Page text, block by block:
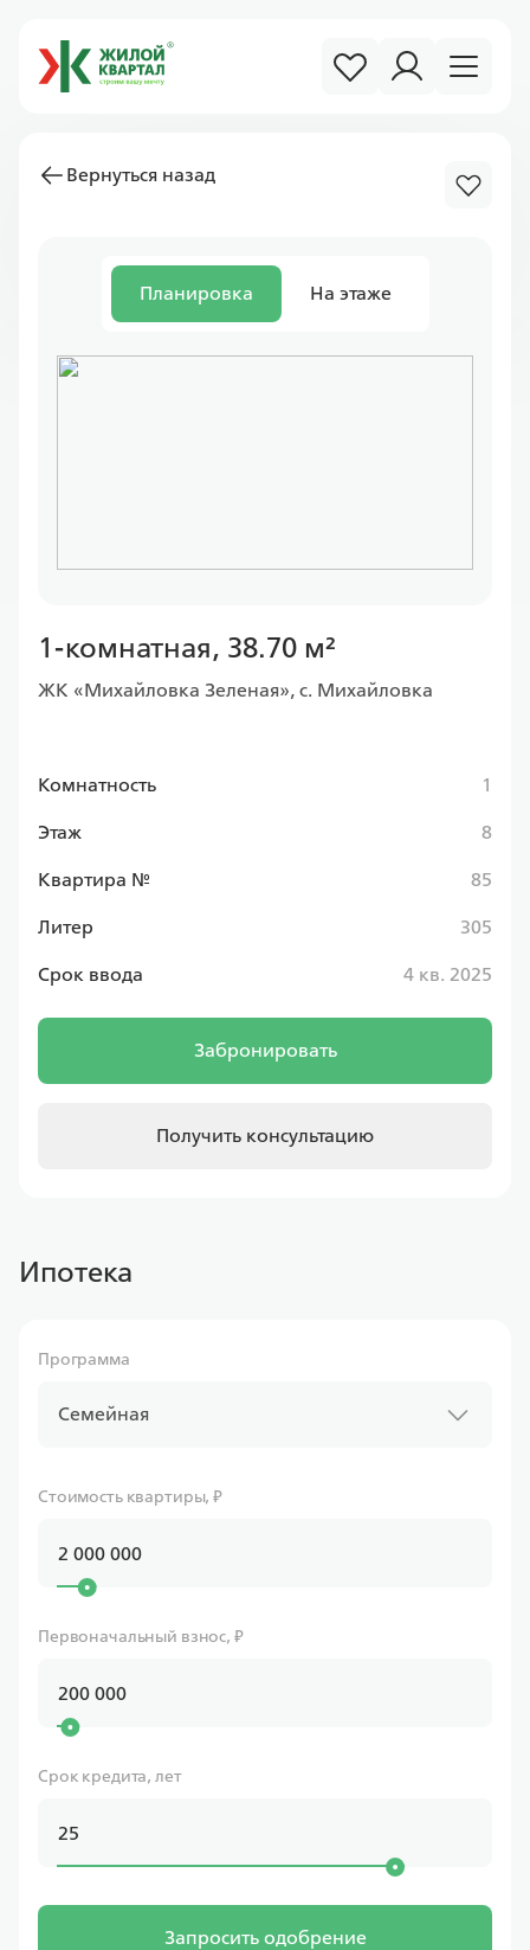
Вернуться назад
Планировка На этаже
1-комнатная, 38.70 м²
ЖК «Михайловка Зеленая», с. Михайловка
Комнатность 1
Этаж 8
Квартира № 85
Литер 305
Срок ввода 4 кв. 2025
Забронировать
Получить консультацию
Ипотека
Программа
Семейная
Стоимость квартиры, ₽
Первоначальный взнос, ₽
Срок кредита, лет
Запросить одобрение